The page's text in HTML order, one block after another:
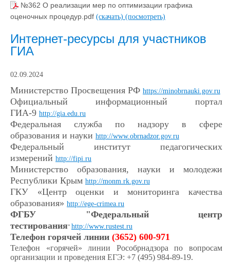
№362 О реализации мер по оптимизации графика
оценочных процедур.pdf (скачать) (посмотреть)
Интернет-ресурсы для участников
ГИА
02.09.2024
Министерство Просвещения РФ https://minobrnauki.gov.ru
Официальный информационный портал
ГИА-9 http://gia.edu.ru
Федеральная служба по надзору в сфере
образования и науки http://www.obrnadzor.gov.ru
Федеральный институт педагогических
измерений http://fipi.ru
Министерство образования, науки и молодежи
Республики Крым http://monm.rk.gov.ru
ГКУ «Центр оценки и мониторинга качества
образования» http://ege-crimea.ru
ФГБУ "Федеральный центр
тестирования" http://www.rustest.ru
Телефон горячей линии (3652) 600-971
Телефон «горячей» линии Рособрнадзора по вопросам
организации и проведения ЕГЭ: +7 (495) 984-89-19.